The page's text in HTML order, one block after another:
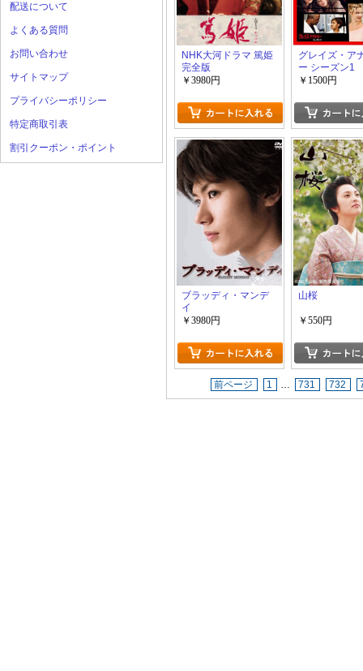
配送について
よくある質問
お問い合わせ
サイトマップ
プライバシーポリシー
特定商取引表
割引クーポン・ポイント
NHK大河ドラマ 篤姫
完全版
￥3980円
グレイズ・ア
ー シーズン1
￥1500円
ブラッディ・マンデ
イ
￥3980円
山桜
￥550円
前ページ 1 … 731 732